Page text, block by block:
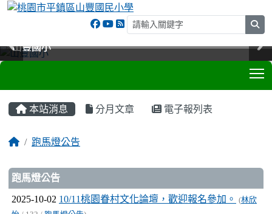
山豐國小
山豐國小
山豐國小
山豐國小
本站消息 分月文章 電子報列表
跑馬燈公告
文章列表
跑馬燈公告
2025-10-02 10/11桃園眷村文化論壇，歡迎報名參加。 (林欣